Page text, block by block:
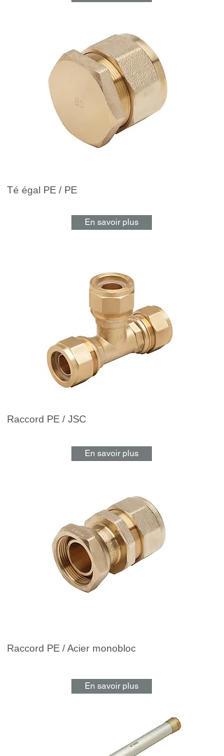
Té égal PE / PE
En savoir plus
Raccord PE / JSC
En savoir plus
Raccord PE / Acier monobloc
En savoir plus